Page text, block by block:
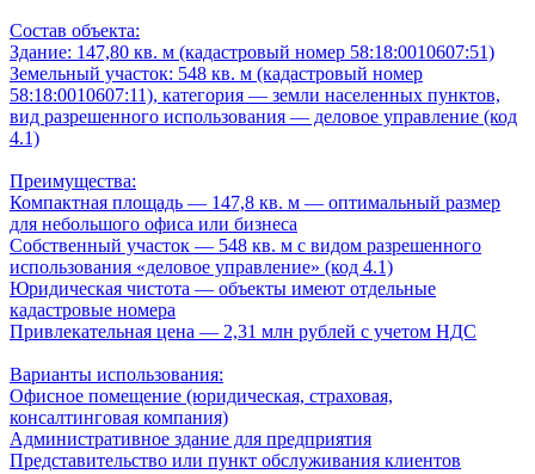
Состав объекта:
Здание: 147,80 кв. м (кадастровый номер 58:18:0010607:51)
Земельный участок: 548 кв. м (кадастровый номер
58:18:0010607:11), категория — земли населенных пунктов,
вид разрешенного использования — деловое управление (код
4.1)
Преимущества:
Компактная площадь — 147,8 кв. м — оптимальный размер
для небольшого офиса или бизнеса
Собственный участок — 548 кв. м с видом разрешенного
использования «деловое управление» (код 4.1)
Юридическая чистота — объекты имеют отдельные
кадастровые номера
Привлекательная цена — 2,31 млн рублей с учетом НДС
Варианты использования:
Офисное помещение (юридическая, страховая,
консалтинговая компания)
Административное здание для предприятия
Представительство или пункт обслуживания клиентов